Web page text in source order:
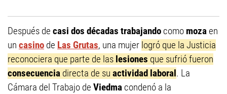
Después de casi dos décadas trabajando como mozaen
un casino de Las Grutas, una mujer logró que la Justicia
reconociera que parte de las lesiones que sufrió fueron
consecuencia directa de su actividad laboral. La
Cámara del Trabajo de Viedma condenó a la